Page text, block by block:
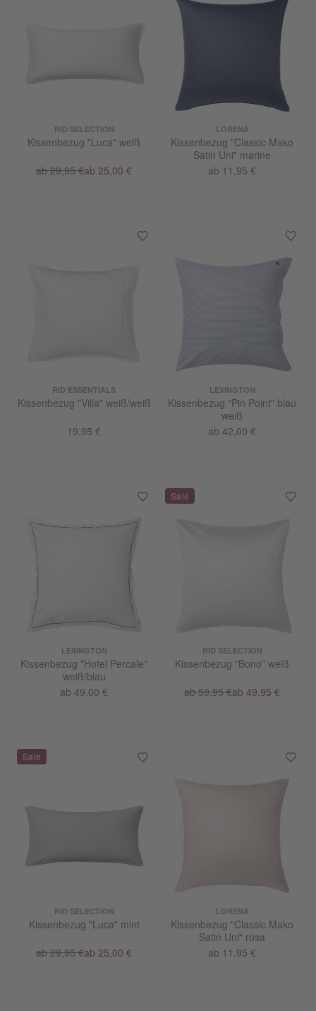
RID SELECTION
Kissenbezug "Luca" weiß
ab 29,95 €ab 25,00 €
LORENA
Kissenbezug "Classic Mako
Satin Uni" marine
ab 11,95 €
RID ESSENTIALS
Kissenbezug "Villa" weiß/weiß
19,95 €
LEXINGTON
Kissenbezug "Pin Point" blau
weiß
ab 42,00 €
LEXINGTON
Kissenbezug "Hotel Percale"
weiß/blau
ab 49,00 €
RID SELECTION
Kissenbezug "Bono" weiß
ab 59,95 €ab 49,95 €
RID SELECTION
Kissenbezug "Luca" mint
ab 29,95 €ab 25,00 €
LORENA
Kissenbezug "Classic Mako
Satin Uni" rosa
ab 11,95 €